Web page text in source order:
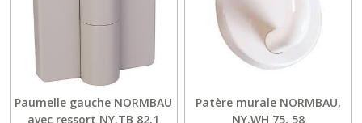
Paumelle gauche NORMBAU
avec ressort NY.TB 82.1
Patère murale NORMBAU,
NY.WH 75, 58